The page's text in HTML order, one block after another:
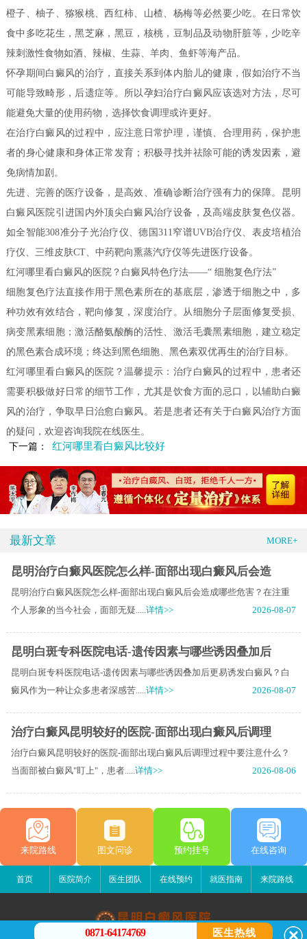
橙子、柚子、猕猴桃、西红柿、山楂、杨梅等必然要少吃。在日常饮
食中多吃花生，黑芝麻，黑豆，核桃，豆制品及动物肝脏等，少吃辛
辣刺激性食物如酒、辣椒、生蒜、羊肉、鱼虾等海产品。
怀孕期间白癜风的治疗，直接关系到体内胎儿的健康，假如治疗不当
可能导致畸形，后遗症等。所以孕妇治疗白癜风应该选对方法，尽可
能避免大量的使用药物，选择饮食调理或许更好。
在治疗白癜风的过程中，应注意日常护理，谨慎、合理用药，保护患
者的身心健康和身体正常发育；积极寻找并祛除可能的诱发因素，避
免病情加剧。
先进、完善的医疗设备，是高效、准确诊断治疗强有力的保障。昆明
白癜风医院引进国内外顶尖白癜风治疗设备，及高端皮肤复色仪器。
如全智能308准分子光治疗仪、德国311窄谱UVB治疗仪、表皮培植治
疗仪、三维皮肤CT、中药靶向熏蒸汽疗仪等先进医疗设备。
红河哪里看白癜风的医院？白癜风特色疗法——“ 细胞复色疗法”
细胞复色疗法直接作用于黑色素所在的基底层，渗透于细胞之中，多
种功效有效结合，靶向修复，深度治疗。从细胞分子层面修复受损、
病变黑素细胞；激活酪氨酸酶的活性、激活毛囊黑素细胞，建立稳定
的黑色素合成环境；终达到黑色细胞、黑色素双优再生的治疗目标。
红河哪里看白癜风的医院？温馨提示：治疗白癜风的过程中，患者还
需要积极做好日常的细节工作，尤其是饮食方面的忌口，以辅助白癜
风的治疗，争取早日治愈白癜风。若是患者还有关于白癜风治疗方面
的疑问，欢迎咨询我院在线医生。
下一篇：
红河哪里看白癜风比较好
最新文章 MORE+
昆明治疗白癜风医院怎么样-面部出现白癜风后会造
昆明治疗白癜风医院怎么样-面部出现白癜风后会造成哪些危害？在注重
个人形象的当今社会，面部无疑.....详情>> 2026-08-07
昆明白斑专科医院电话-遗传因素与哪些诱因叠加后
昆明白斑专科医院电话-遗传因素与哪些诱因叠加后更易诱发白癜风？白
癜风作为一种让众多患者深感苦.....详情>> 2026-08-07
治疗白癜风昆明较好的医院-面部出现白癜风后调理
治疗白癜风昆明较好的医院-面部出现白癜风后调理过程中要注意什么？
当面部被白癜风"盯上"，患者.....详情>> 2026-08-06
来院路线 图文问诊 预约挂号 在线咨询
首页 医院简介 医生团队 在线预约 就医指南 来院路线
0871-64174769 医生热线